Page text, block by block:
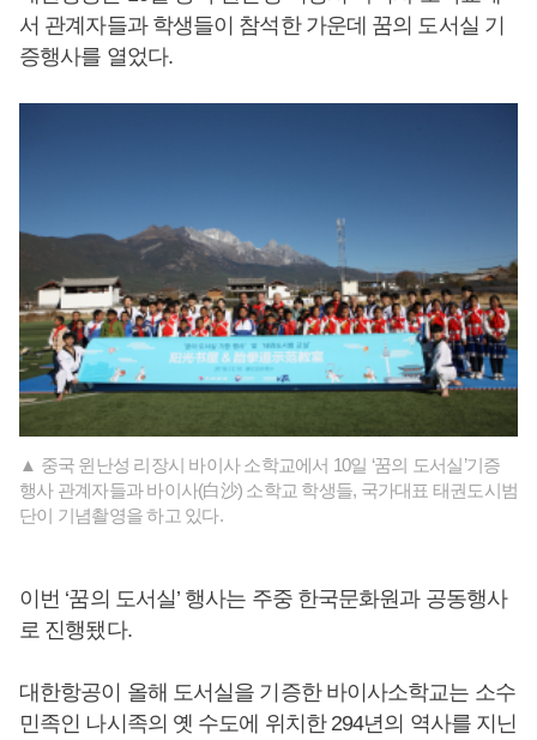
서 관계자들과 학생들이 참석한 가운데 꿈의 도서실 기
증행사를 열었다.
▲ 중국 윈난성 리장시 바이사 소학교에서 10일 ‘꿈의 도서실’기증
행사 관계자들과 바이사(白沙) 소학교 학생들, 국가대표 태권도시범
단이 기념촬영을 하고 있다.
이번 ‘꿈의 도서실’ 행사는 주중 한국문화원과 공동행사
로 진행됐다.
대한항공이 올해 도서실을 기증한 바이사소학교는 소수
민족인 나시족의 옛 수도에 위치한 294년의 역사를 지닌